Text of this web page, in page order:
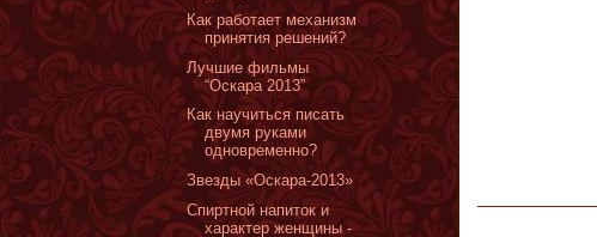
Как работает механизм
принятия решений?
Лучшие фильмы
“Оскара 2013”
Как научиться писать
двумя руками
одновременно?
Звезды «Оскара-2013»
Спиртной напиток и
характер женщины -